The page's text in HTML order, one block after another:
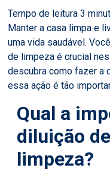
Manter a casa limpa e
uma vida saudável.
de limpeza é crucial
descubra como fazer a
essa ação é tão
Qual a
diluição
limpeza?